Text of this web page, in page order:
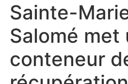
Sainte-
Salomé met
conteneur